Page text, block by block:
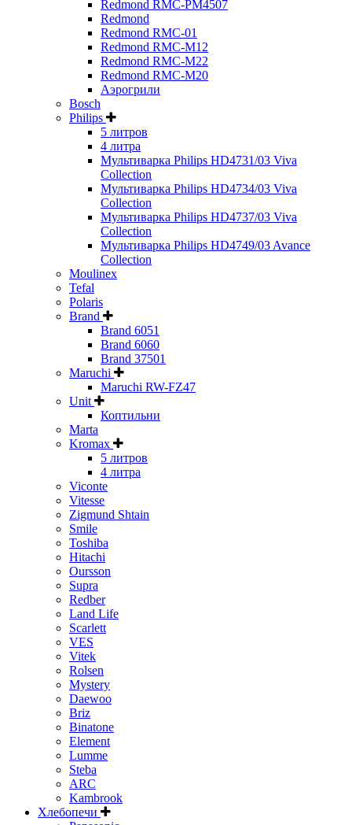
Redmond RMC-PM4507
Redmond
Redmond RMC-01
Redmond RMC-M12
Redmond RMC-M22
Redmond RMC-M20
Аэрогрили
Bosch
Philips
5 литров
4 литра
Мультиварка Philips HD4731/03 Viva
Collection
Мультиварка Philips HD4734/03 Viva
Collection
Мультиварка Philips HD4737/03 Viva
Collection
Мультиварка Philips HD4749/03 Avance
Collection
Moulinex
Tefal
Polaris
Brand
Brand 6051
Brand 6060
Brand 37501
Maruchi
Maruchi RW-FZ47
Unit
Коптильни
Marta
Kromax
5 литров
4 литра
Viconte
Vitesse
Zigmund Shtain
Smile
Toshiba
Hitachi
Oursson
Supra
Redber
Land Life
Scarlett
VES
Vitek
Rolsen
Mystery
Daewoo
Briz
Binatone
Element
Lumme
Steba
ARC
Kambrook
Хлебопечи